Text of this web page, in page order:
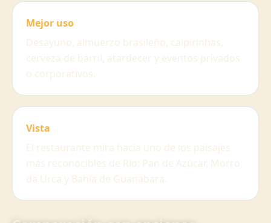
Mejor uso
Desayuno, almuerzo brasileño, caipirinhas,
cerveza de barril, atardecer y eventos privados
o corporativos.
Vista
El restaurante mira hacia uno de los paisajes
más reconocibles de Río: Pan de Azúcar, Morro
da Urca y Bahía de Guanabara.